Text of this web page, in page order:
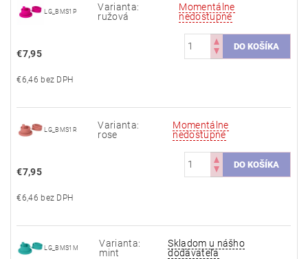
LG_BMS1P
Varianta:
ružová
Momentálne
nedostupné
€7,95
€6,46 bez DPH
LG_BMS1R
Varianta:
rose
Momentálne
nedostupné
€7,95
€6,46 bez DPH
LG_BMS1M
Varianta:
mint
Skladom u nášho
dodávateľa